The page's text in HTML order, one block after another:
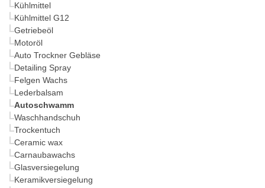
Kühlmittel
Kühlmittel G12
Getriebeöl
Motoröl
Auto Trockner Gebläse
Detailing Spray
Felgen Wachs
Lederbalsam
Autoschwamm
Waschhandschuh
Trockentuch
Ceramic wax
Carnaubawachs
Glasversiegelung
Keramikversiegelung